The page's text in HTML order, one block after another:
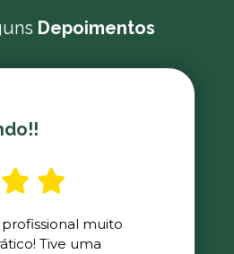
Depoimentos
muito
Tive uma